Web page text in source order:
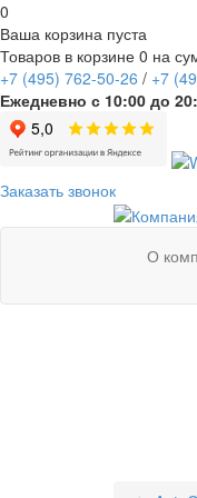
0
Ваша корзина пуста
Товаров в корзине 0 на
+7 (495) 762-50-26 / +7
Ежедневно с 10:00 до
Заказать звонок
О